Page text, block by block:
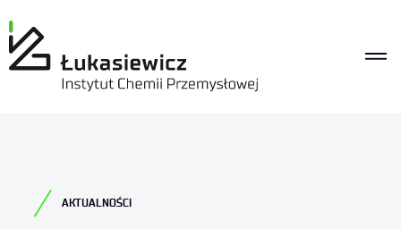
AKTUALNOŚCI